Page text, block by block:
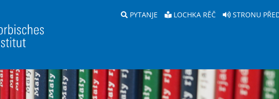
PYTANJE LOCHKA RĚČ STRONU